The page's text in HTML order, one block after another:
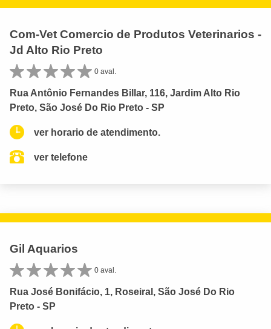
Com-Vet Comercio de Produtos Veterinarios -
Jd Alto Rio Preto
0 aval.
Rua Antônio Fernandes Billar, 116, Jardim Alto Rio
Preto, São José Do Rio Preto - SP
ver horario de atendimento.
ver telefone
Gil Aquarios
0 aval.
Rua José Bonifácio, 1, Roseiral, São José Do Rio
Preto - SP